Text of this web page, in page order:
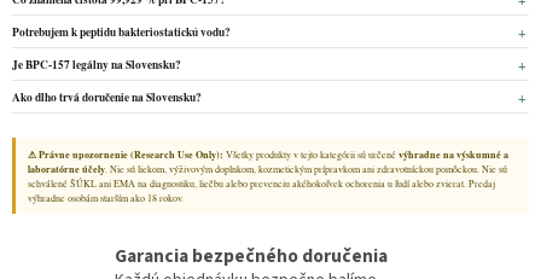
Potrebujem k peptidu bakteriostatickú vodu?
Je BPC‑157 legálny na Slovensku?
Ako dlho trvá doručenie na Slovensku?
⚠ Právne upozornenie (Research Use Only): Všetky produkty v tejto kategórii sú určenévýhradne na výskumné a
laboratórne účely . Nie sú liekom, výživovým doplnkom, kozmetickým prípravkom ani zdravotníckou pomôckou. Nie sú
schválené ŠÚKL ani EMA na diagnostiku, liečbu alebo prevenciu akéhokoľvek ochorenia u ľudí alebo zvierat. Predaj
výhradne osobám starším ako 18 rokov.
Garancia bezpečného doručenia